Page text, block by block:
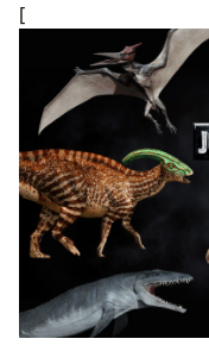
[